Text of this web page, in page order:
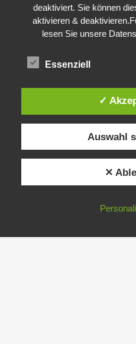
deaktiviert. Sie können
aktivieren &
lesen Sie unsere
Essenziell
✓
Auswahl
✕